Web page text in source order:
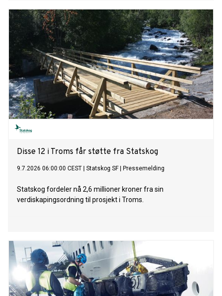
Disse 12 i Troms får støtte fra Statskog
9.7.2026 06:00:00 CEST Statskog SF| Pressemelding
Statskog fordeler nå 2,6 millioner kroner fra sin
verdiskapingsordning til prosjekt i Troms.